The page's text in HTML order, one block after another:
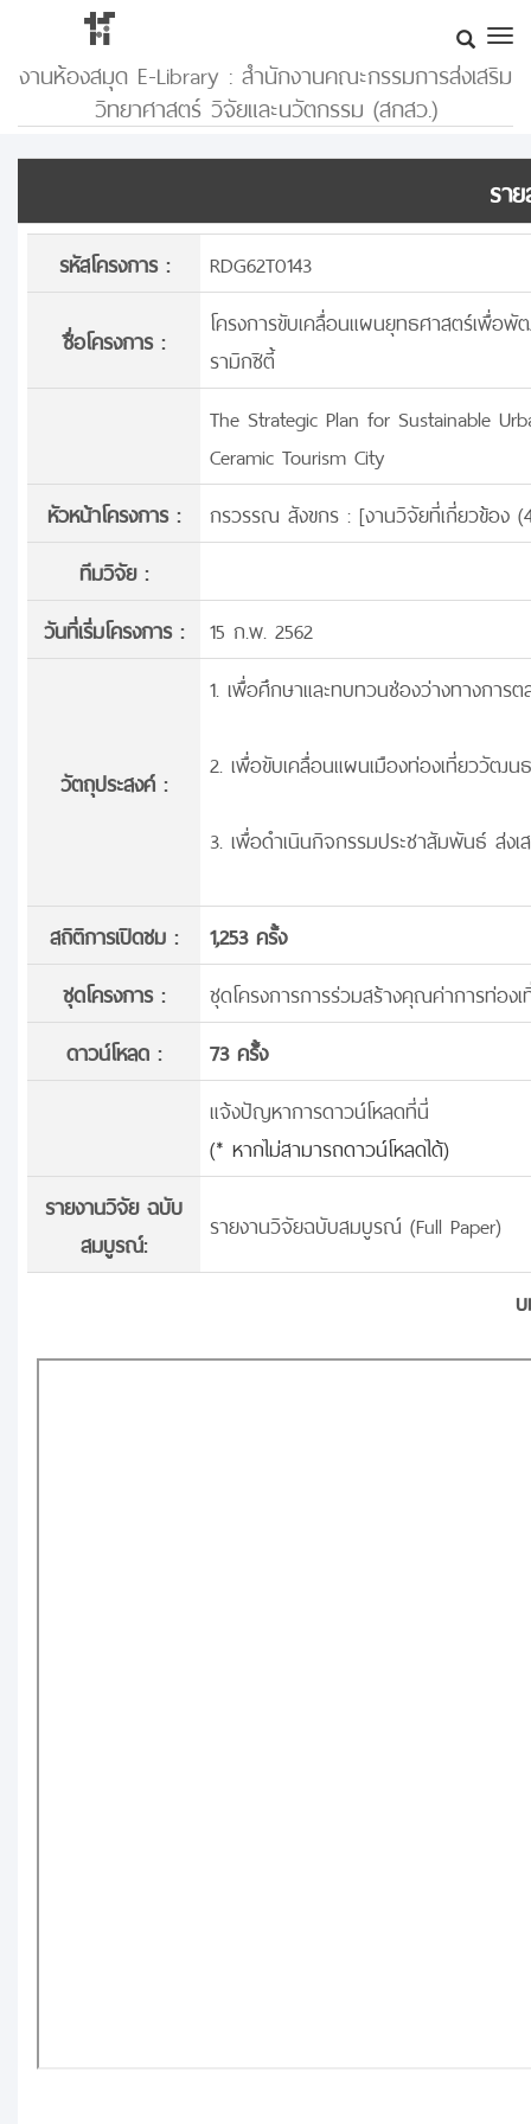
งานห้องสมุด E-Library : สำนักงานคณะกรรมการส่งเสริม
วิทยาศาสตร์ วิจัยและนวัตกรรม (สกสว.)
รา
รหัสโครงการ : RDG62T0143
ชื่อโครงการ :
โครงการขับเคลื่อนแผนยุทธศาสตร์เพื่อพั
รามิกซิตี้
The Strategic Plan for Sustainable
Ceramic Tourism City
หัวหน้าโครงการ :
กรวรรณ สังขกร : [งานวิจัยที่เกี่ยวข้อง
ทีมวิจัย :
วันที่เริ่มโครงการ :
15 ก.พ. 2562
วัตถุประสงค์ :
1. เพื่อศึกษาและทบทวนช่องว่างทางกา
2. เพื่อขับเคลื่อนแผนเมืองท่องเที่ยววัฒน
3. เพื่อดำเนินกิจกรรมประชาสัมพันธ์ ส่ง
สถิติการเปิดชม :
1,253 ครั้ง
ชุดโครงการ :
ชุดโครงการการร่วมสร้างคุณค่าการท่อง
ดาวน์โหลด :
73 ครั้้ง
แจ้งปัญหาการดาวน์โหลดที่นี่
(* หากไม่สามารถดาวน์โหลดได้)
รายงานวิจัย ฉบับ
สมบูรณ์:
รายงานวิจัยฉบับสมบูรณ์ (Full Paper)